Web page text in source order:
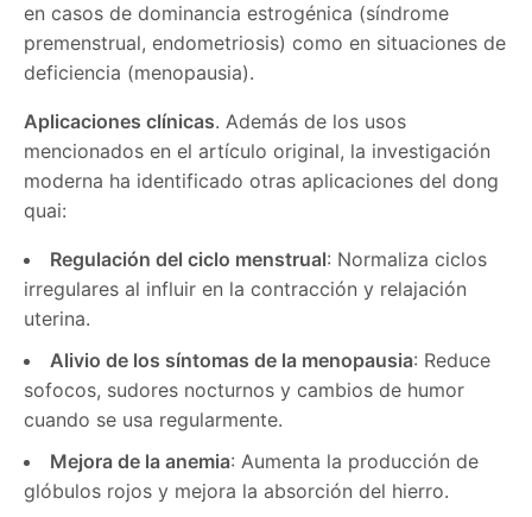
en casos de dominancia estrogénica (síndrome
premenstrual, endometriosis) como en situaciones de
deficiencia (menopausia).
Aplicaciones clínicas. Además de los usos
mencionados en el artículo original, la investigación
moderna ha identificado otras aplicaciones del dong
quai:
Regulación del ciclo menstrual: Normaliza ciclos
irregulares al influir en la contracción y relajación
uterina.
Alivio de los síntomas de la menopausia: Reduce
sofocos, sudores nocturnos y cambios de humor
cuando se usa regularmente.
Mejora de la anemia: Aumenta la producción de
glóbulos rojos y mejora la absorción del hierro.